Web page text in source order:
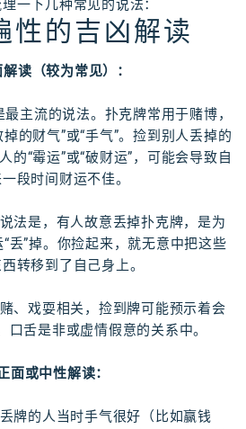
一下几种常见的说法：
性的吉凶解读
解读（较为常见）：
最主流的说法。扑克牌常用于赌博，
的财气”或“手气”。捡到别人丢掉的
的“霉运”或“破财运”，可能会导致自
段时间财运不佳。
法是，有人故意丢掉扑克牌，是为
丢”掉。你捡起来，就无意中把这些
转移到了自己身上。
、戏耍相关，捡到牌可能预示着会
口舌是非或虚情假意的关系中。
面或中性解读：
牌的人当时手气很好（比如赢钱